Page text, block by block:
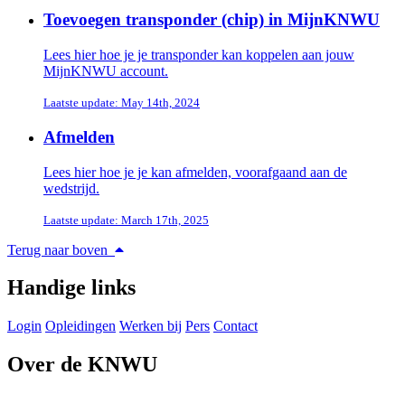
Toevoegen transponder (chip) in MijnKNWU
Lees hier hoe je je transponder kan koppelen aan jouw
MijnKNWU account.
Laatste update: May 14th, 2024
Afmelden
Lees hier hoe je je kan afmelden, voorafgaand aan de
wedstrijd.
Laatste update: March 17th, 2025
Terug naar boven
Handige links
Login Opleidingen Werken bij Pers Contact
Over de KNWU